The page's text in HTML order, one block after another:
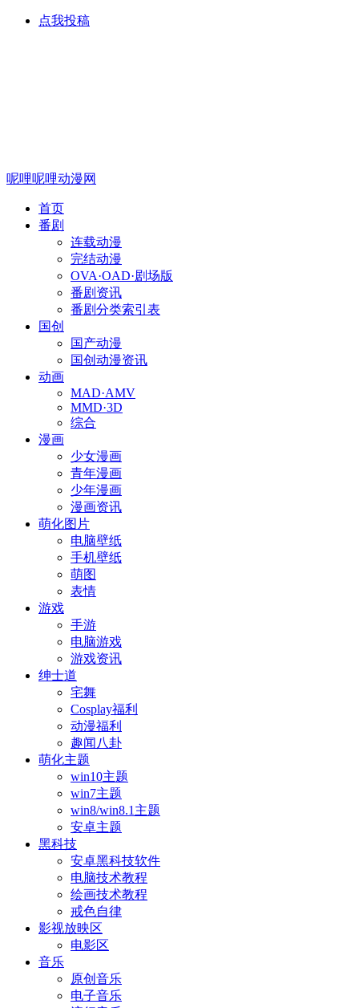
点我投稿
呢哩呢哩动漫网
首页
番剧
连载动漫
完结动漫
OVA·OAD·剧场版
番剧资讯
番剧分类索引表
国创
国产动漫
国创动漫资讯
动画
MAD·AMV
MMD·3D
综合
漫画
少女漫画
青年漫画
少年漫画
漫画资讯
萌化图片
电脑壁纸
手机壁纸
萌图
表情
游戏
手游
电脑游戏
游戏资讯
绅士道
宅舞
Cosplay福利
动漫福利
趣闻八卦
萌化主题
win10主题
win7主题
win8/win8.1主题
安卓主题
黑科技
安卓黑科技软件
电脑技术教程
绘画技术教程
戒色自律
影视放映区
电影区
音乐
原创音乐
电子音乐